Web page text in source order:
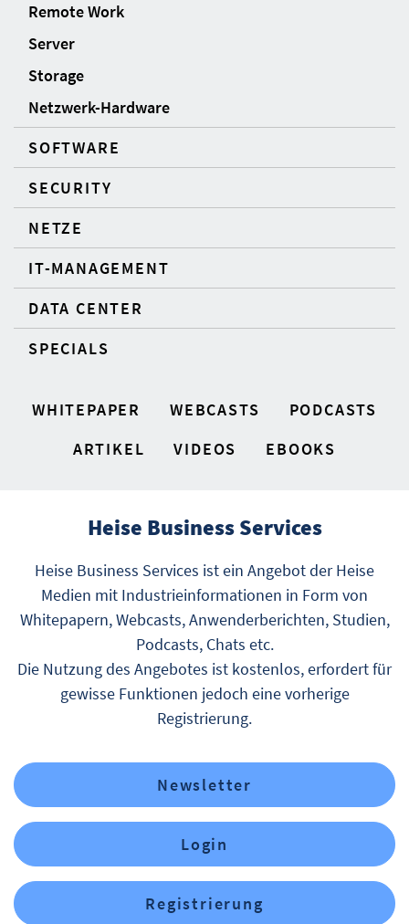
Remote Work
Server
Storage
Netzwerk-Hardware
SOFTWARE
SECURITY
NETZE
IT-MANAGEMENT
DATA CENTER
SPECIALS
WHITEPAPER WEBCASTS
PODCASTS
ARTIKEL
VIDEOS EBOOKS
Heise Business Services
Heise Business Services ist ein Angebot der Heise
Medien mit Industrieinformationen in Form von
Whitepapern, Webcasts, Anwenderberichten, Studien,
Podcasts, Chats etc.
Die Nutzung des Angebotes ist kostenlos, erfordert für
gewisse Funktionen jedoch eine vorherige
Registrierung.
Newsletter
Login
Registrierung